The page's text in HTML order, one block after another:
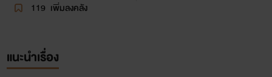
119 เพิ่มลงคลัง
แนะนำเรื่อง